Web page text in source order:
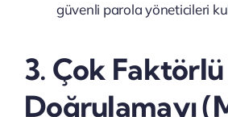
güvenli parola yöneticileri
3. Çok
Doğrulamayı